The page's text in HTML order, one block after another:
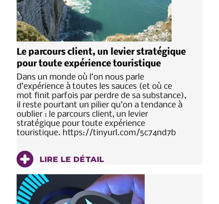
Le parcours client, un levier stratégique
pour toute expérience touristique
Dans un monde où l’on nous parle
d’expérience à toutes les sauces (et où ce
mot finit parfois par perdre de sa substance),
il reste pourtant un pilier qu’on a tendance à
oublier : le parcours client, un levier
stratégique pour toute expérience
touristique. https://tinyurl.com/5c74nd7b
LIRE LE DÉTAIL